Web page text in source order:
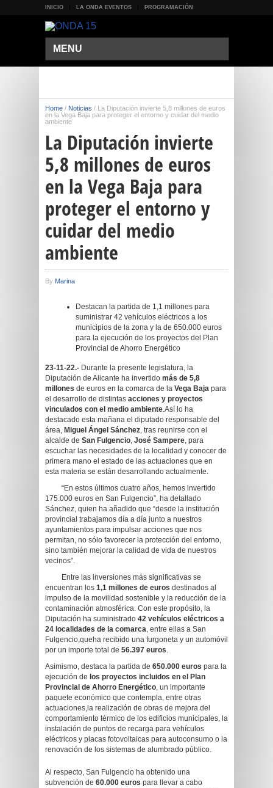
INICIO LA ONDA EVENTOS PROGRAMACIÓN
MENU
Home / Noticias / La Diputación invierte 5,8 millones de euros
en la Vega Baja para proteger el entorno y cuidar del medio
ambiente
La Diputación invierte
5,8 millones de euros
en la Vega Baja para
proteger el entorno y
cuidar del medio
ambiente
By Marina
Destacan la partida de 1,1 millones para
suministrar 42 vehículos eléctricos a los
municipios de la zona y la de 650.000 euros
para la ejecución de los proyectos del Plan
Provincial de Ahorro Energético
23-11-22.- Durante la presente legislatura, la
Diputación de Alicante ha invertido más de 5,8
millones de euros en la comarca de la Vega Baja para
el desarrollo de distintas acciones y proyectos
vinculados con el medio ambiente.Así lo ha
destacado esta mañana el diputado responsable del
área, Miguel Ángel Sánchez, tras reunirse con el
alcalde de San Fulgencio, José Sampere, para
escuchar las necesidades de la localidad y conocer de
primera mano el estado de las actuaciones que en
esta materia se están desarrollando actualmente.
“En estos últimos cuatro años, hemos invertido
175.000 euros en San Fulgencio”, ha detallado
Sánchez, quien ha añadido que “desde la institución
provincial trabajamos día a día junto a nuestros
ayuntamientos para impulsar acciones que nos
permitan, no sólo favorecer la protección del entorno,
sino también mejorar la calidad de vida de nuestros
vecinos”.
Entre las inversiones más significativas se
encuentran los 1,1 millones de euros destinados al
impulso de la movilidad sostenible y la reducción de la
contaminación atmosférica. Con este propósito, la
Diputación ha suministrado 42 vehículos eléctricos a
24 localidades de la comarca, entre ellas a San
Fulgencio,queha recibido una furgoneta y un automóvil
por un importe total de 56.397 euros.
Asimismo, destaca la partida de 650.000 euros para la
ejecución de los proyectos incluidos en el Plan
Provincial de Ahorro Energético, un importante
paquete económico que contempla, entre otras
actuaciones,la realización de obras de mejora del
comportamiento térmico de los edificios municipales, la
instalación de puntos de recarga para vehículos
eléctricos y placas fotovoltaicas para autoconsumo o la
renovación de los sistemas de alumbrado público.
Al respecto, San Fulgencio ha obtenido una
subvención de 60.000 euros para llevar a cabo